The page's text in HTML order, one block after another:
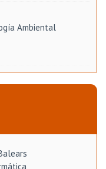
Ambiental